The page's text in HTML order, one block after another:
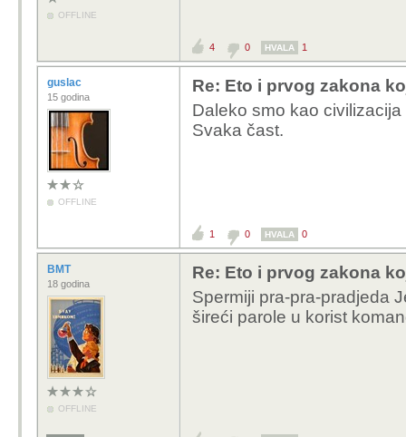
OFFLINE
4 0 HVALA 1
guslac
15 godina
OFFLINE
Re: Eto i prvog zakona
Daleko smo kao
Svaka čast.
1 0 HVALA 0
BMT
18 godina
OFFLINE
Re: Eto i prvog zakona
Spermiji pra-pra-pradjeda
šireći parole u korist